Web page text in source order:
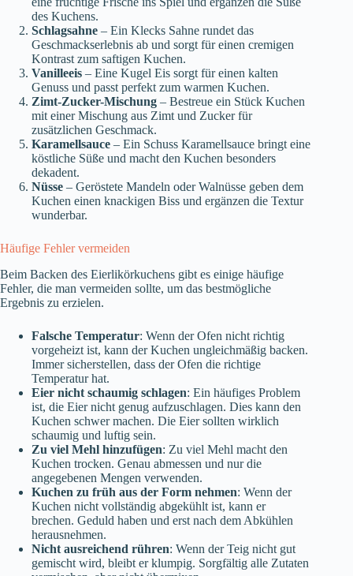
des Kuchens.
Schlagsahne – Ein Klecks Sahne rundet das
Geschmackserlebnis ab und sorgt für einen cremigen
Kontrast zum saftigen Kuchen.
Vanilleeis – Eine Kugel Eis sorgt für einen kalten
Genuss und passt perfekt zum warmen Kuchen.
Zimt-Zucker-Mischung – Bestreue ein Stück Kuchen
mit einer Mischung aus Zimt und Zucker für
zusätzlichen Geschmack.
Karamellsauce – Ein Schuss Karamellsauce bringt eine
köstliche Süße und macht den Kuchen besonders
dekadent.
Nüsse – Geröstete Mandeln oder Walnüsse geben dem
Kuchen einen knackigen Biss und ergänzen die Textur
wunderbar.
Häufige Fehler vermeiden
Beim Backen des Eierlikörkuchens gibt es einige häufige
Fehler, die man vermeiden sollte, um das bestmögliche
Ergebnis zu erzielen.
Falsche Temperatur: Wenn der Ofen nicht richtig
vorgeheizt ist, kann der Kuchen ungleichmäßig backen.
Immer sicherstellen, dass der Ofen die richtige
Temperatur hat.
Eier nicht schaumig schlagen: Ein häufiges Problem
ist, die Eier nicht genug aufzuschlagen. Dies kann den
Kuchen schwer machen. Die Eier sollten wirklich
schaumig und luftig sein.
Zu viel Mehl hinzufügen: Zu viel Mehl macht den
Kuchen trocken. Genau abmessen und nur die
angegebenen Mengen verwenden.
Kuchen zu früh aus der Form nehmen: Wenn der
Kuchen nicht vollständig abgekühlt ist, kann er
brechen. Geduld haben und erst nach dem Abkühlen
herausnehmen.
Nicht ausreichend rühren: Wenn der Teig nicht gut
gemischt wird, bleibt er klumpig. Sorgfältig alle Zutaten